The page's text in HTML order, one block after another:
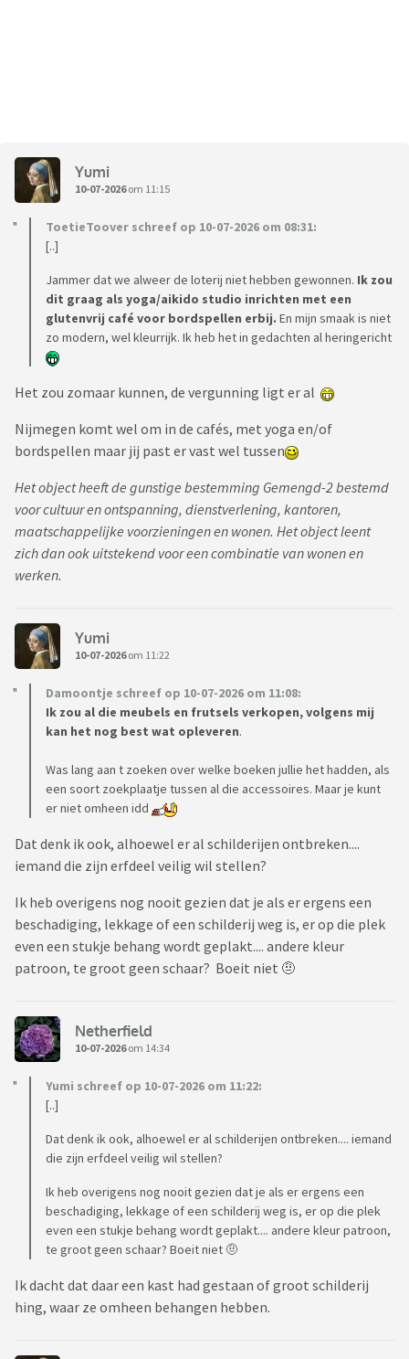
Yumi
10-07-2026om 11:15
ToetieToover schreef op 10-07-2026 om 08:31:
[..]
Jammer dat we alweer de loterij niet hebben gewonnen. Ik zou
dit graag als yoga/aikido studio inrichten met een
glutenvrij café voor bordspellen erbij. En mijn smaak is niet
zo modern, wel kleurrijk. Ik heb het in gedachten al heringericht
Het zou zomaar kunnen, de vergunning ligt er al
Nijmegen komt wel om in de cafés, met yoga en/of
bordspellen maar jij past er vast wel tussen
Het object heeft de gunstige bestemming Gemengd-2 bestemd
voor cultuur en ontspanning, dienstverlening, kantoren,
maatschappelijke voorzieningen en wonen. Het object leent
zich dan ook uitstekend voor een combinatie van wonen en
werken.
Yumi
10-07-2026om 11:22
Damoontje schreef op 10-07-2026 om 11:08:
Ik zou al die meubels en frutsels verkopen, volgens mij
kan het nog best wat opleveren.
Was lang aan t zoeken over welke boeken jullie het hadden, als
een soort zoekplaatje tussen al die accessoires. Maar je kunt
er niet omheen idd
Dat denk ik ook, alhoewel er al schilderijen ontbreken....
iemand die zijn erfdeel veilig wil stellen?
Ik heb overigens nog nooit gezien dat je als er ergens een
beschadiging, lekkage of een schilderij weg is, er op die plek
even een stukje behang wordt geplakt.... andere kleur
patroon, te groot geen schaar? Boeit niet 🤨
Netherfield
10-07-2026om 14:34
Yumi schreef op 10-07-2026 om 11:22:
[..]
Dat denk ik ook, alhoewel er al schilderijen ontbreken.... iemand
die zijn erfdeel veilig wil stellen?
Ik heb overigens nog nooit gezien dat je als er ergens een
beschadiging, lekkage of een schilderij weg is, er op die plek
even een stukje behang wordt geplakt.... andere kleur patroon,
te groot geen schaar? Boeit niet 🤨
Ik dacht dat daar een kast had gestaan of groot schilderij
hing, waar ze omheen behangen hebben.